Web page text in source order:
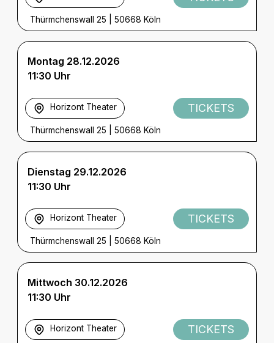
Thürmchenswall 25 50668 Köln
Montag 28.12.2026
11:30 Uhr
Horizont Theater
Thürmchenswall 25 50668 Köln
TICKETS
Dienstag 29.12.2026
11:30 Uhr
Horizont Theater
Thürmchenswall 25 50668 Köln
TICKETS
Mittwoch 30.12.2026
11:30 Uhr
Horizont Theater TICKETS